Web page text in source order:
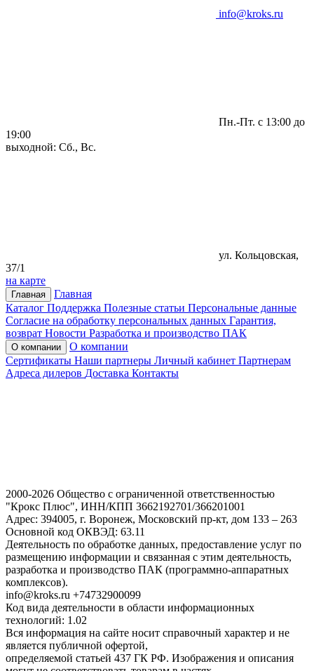
info@kroks.ru
Пн.-Пт. с 13:00 до
19:00
выходной: Сб., Вс.
ул. Кольцовская,
37/1
на карте
Главная
Главная
Каталог Поддержка Полезные статьи Персональные данные
Согласие на обработку персональных данных Гарантия,
возврат Новости Разработка и производство ПАК
О компании
О компании
Сертификаты Наши партнеры Личный кабинет Партнерам
Адреса дилеров Доставка Контакты
2000-2026 Общество с ограниченной ответственностью
"Крокс Плюс", ИНН/КПП 3662192701/366201001
Адрес: 394005, г. Воронеж, Московский пр-кт, дом 133 – 263
Основной код ОКВЭД: 63.11
Деятельность по обработке данных, предоставление услуг по
размещению информации и связанная с этим деятельность,
разработка и производство ПАК (программно-аппаратных
комплексов).
info@kroks.ru +74732900099
Код вида деятельности в области информационных
технологий: 1.02
Вся информация на сайте носит справочный характер и не
является публичной офертой,
определяемой статьей 437 ГК РФ. Изображения и описания